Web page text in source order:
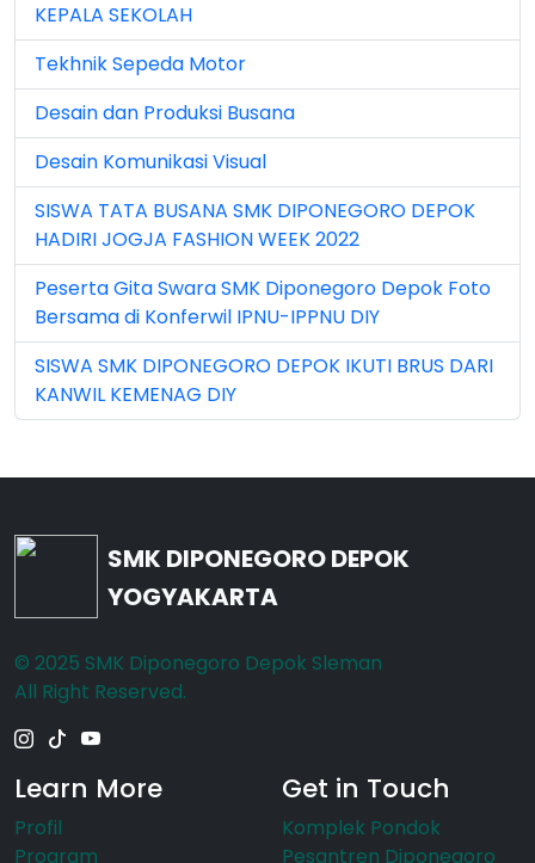
Jun 2025 (1)
Jun 2026 (5)
Mar 2023 (8)
Mar 2024 (1)
Mar 2026 (3)
May 2026 (16)
Nov 2022 (101)
Nov 2023 (5)
Nov 2025 (15)
Sep 2023 (6)
Sep 2024 (7)
Sep 2025 (6)
KEPALA SEKOLAH
Tekhnik Sepeda Motor
Desain dan Produksi Busana
Desain Komunikasi Visual
SISWA TATA BUSANA SMK DIPONEGORO DEPOK
HADIRI JOGJA FASHION WEEK 2022
Peserta Gita Swara SMK Diponegoro Depok Foto
Bersama di Konferwil IPNU-IPPNU DIY
SISWA SMK DIPONEGORO DEPOK IKUTI BRUS DARI
KANWIL KEMENAG DIY
SMK DIPONEGORO DEPOK
YOGYAKARTA
© 2025 SMK Diponegoro Depok Sleman
All Right Reserved.
Learn More
Profil
Program
Get in Touch
Komplek Pondok
Pesantren Diponegoro